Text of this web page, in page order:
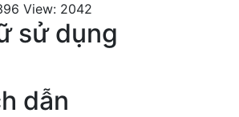
View: 2042
sử dụng
dẫn